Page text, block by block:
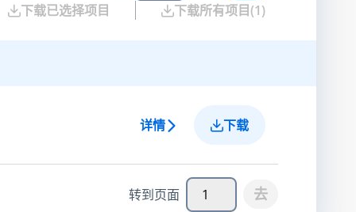
下载已选择项目 下载所有项目(1)
详情 下载
转到页面 去